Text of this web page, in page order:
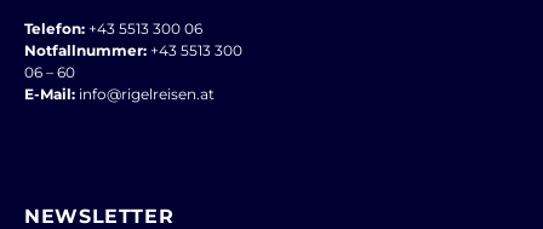
Telefon: +43 5513 300 06
Notfallnummer: +43 5513 300
06 – 60
E-Mail: info@rigelreisen.at
NEWSLETTER